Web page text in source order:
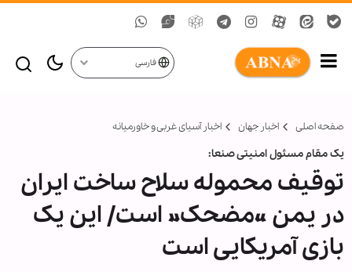
فارسی
صفحه اصلی اخبار جهان اخبار آسیای غربی و خاورمیانه
یک مقام مسئول امنیتی صنعا:
توقیف محموله سلاح ساخت ایران
در یمن «مضحک» است/ این یک
بازی آمریکایی است